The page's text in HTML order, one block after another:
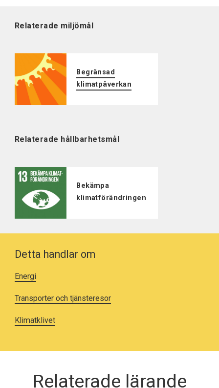
Relaterade miljömål
Begränsad
klimatpåverkan
Relaterade hållbarhetsmål
Bekämpa
klimatförändringen
Detta handlar om
Energi
Transporter och tjänsteresor
Klimatklivet
Relaterade lärande